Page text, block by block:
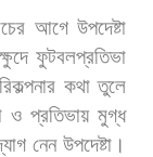
আগে উপদেষ্টা
ফুটবলপ্রতিভা
কথা তুলে
ও প্রতিভায় মুগ্ধ
নেন উপদেষ্টা।